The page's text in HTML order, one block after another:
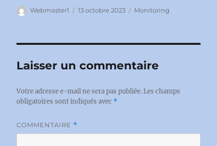
Auteur
Webmaster1
Publié
13 octobre 2023 Catégories
Monitoring
Laisser un commentaire
Votre adresse e-mail ne sera pas publiée. Les champs
obligatoires sont indiqués avec *
COMMENTAIRE *